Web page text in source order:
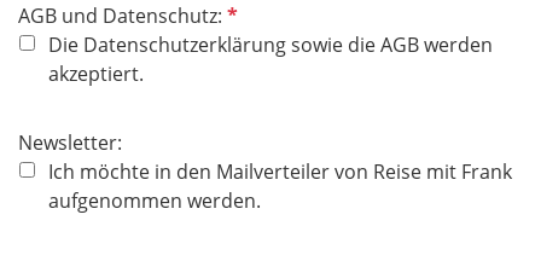
AGB und Datenschutz: P
f
h
Die Datenschutzerklärung sowie die AGB werden
akzeptiert.
Newsletter:
Ich möchte in den Mailverteiler von Reise mit Frank
aufgenommen werden.